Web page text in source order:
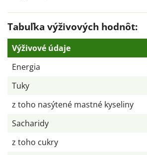
Tabuľka výživových hodnôt:
Výživové údaje
Energia
Tuky
z toho nasýtené mastné kyseliny
Sacharidy
z toho cukry